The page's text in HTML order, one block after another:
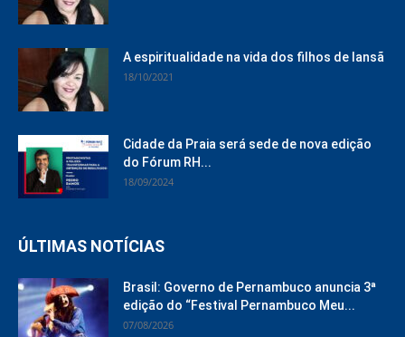
A espiritualidade na vida dos filhos de Iansã
18/10/2021
Cidade da Praia será sede de nova edição
do Fórum RH...
18/09/2024
ÚLTIMAS NOTÍCIAS
Brasil: Governo de Pernambuco anuncia 3ª
edição do “Festival Pernambuco Meu...
07/08/2026